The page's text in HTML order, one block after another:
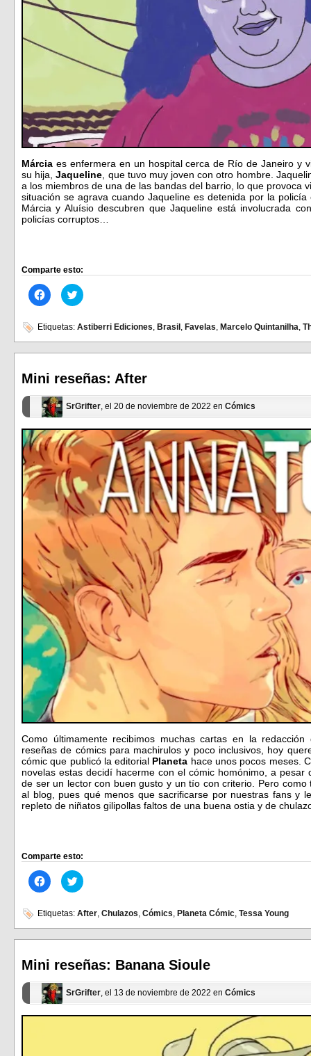
Márcia es enfermera en un hospital cerca de Río de Janeiro y
su hija,Jaqueline , que tuvo muy joven con otro hombre.
a los miembros de una de las bandas del barrio, lo que provoca
situación se agrava cuando Jaqueline es detenida por la
Márcia y Aluísio descubren que Jaqueline está involucrada
policías corruptos…
Comparte esto:
Haz
clic
en
Facebook
(Se
abre
ventana
nueva)
Haz
clic
en
(Se
abre
ventana
nueva)
Etiquetas: Astiberri Ediciones Brasil Favelas Marcelo Quintanilha
Mini reseñas: After
SrGrifter, el 20 de noviembre de 2022 en Cómics
Como últimamente recibimos muchas cartas en la
reseñas de cómics para machirulos y poco inclusivos, hoy
cómic que publicó la editorial Planeta hace unos pocos meses.
novelas estas decidí hacerme con el cómic homónimo, a
de ser un lector con buen gusto y un tío con criterio. Pero
al blog, pues qué menos que sacrificarse por nuestras fans y
repleto de niñatos gilipollas faltos de una buena ostia y de
Comparte esto:
Haz
clic
en
Facebook
(Se
abre
ventana
nueva)
Haz
clic
en
Twitter
(Se
abre
ventana
nueva)
Etiquetas: After, Chulazos, Cómics, Planeta Cómic, Tessa Young
Mini reseñas: Banana Sioule
SrGrifter, el 13 de noviembre de 2022 en Cómics